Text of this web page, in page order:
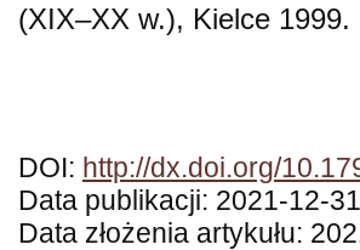
(XIX–XX w.), Kielce 1999.
DOI: http://dx.doi.org/
Data publikacji: 2021-12-
Data złożenia artykułu: